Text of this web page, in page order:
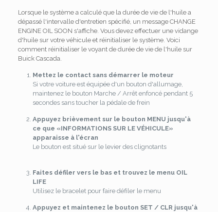
Lorsque le système a calculé que la durée de vie de l'huile a
dépassé l'intervalle d'entretien spécifié, un message CHANGE
ENGINE OIL SOON s'affiche. Vous devez effectuer une vidange
d'huile sur votre véhicule et réinitialiser le système. Voici
comment réinitialiser le voyant de durée de vie de l'huile sur
Buick Cascada.
Mettez le contact sans démarrer le moteur
Si votre voiture est équipée d'un bouton d'allumage,
maintenez le bouton Marche / Arrêt enfoncé pendant 5
secondes sans toucher la pédale de frein
Appuyez brièvement sur le bouton MENU jusqu'à
ce que «INFORMATIONS SUR LE VÉHICULE»
apparaisse à l'écran
Le bouton est situé sur le levier des clignotants
Faites défiler vers le bas et trouvez le menu OIL
LIFE
Utilisez le bracelet pour faire défiler le menu
Appuyez et maintenez le bouton SET / CLR jusqu'à